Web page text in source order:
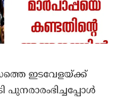
ഇടവേളയ്ക്ക്